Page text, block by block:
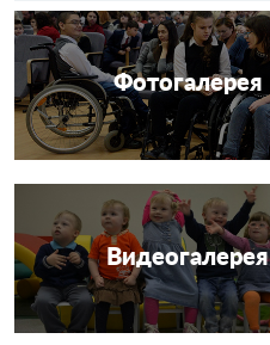
Фотогалерея
Видеогалерея